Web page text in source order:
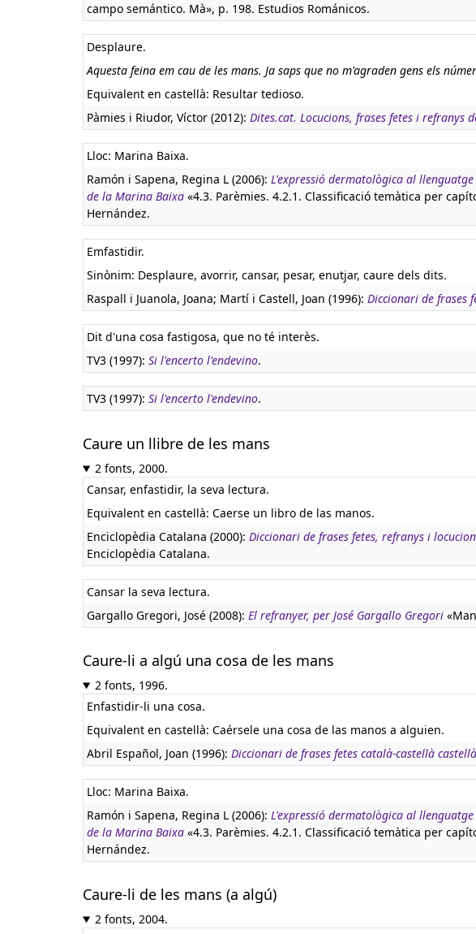
campo semántico. Mà», p. 198. Estudios Románicos.
Desplaure.
Aquesta feina em cau de les mans. Ja saps que no m'agraden gens els
Equivalent en castellà: Resultar tedioso.
Pàmies i Riudor, Víctor (2012): Dites.cat. Locucions, frases fetes i refranys
Lloc: Marina Baixa.
Ramón i Sapena, Regina L (2006): L'expressió dermatològica al
de la Marina Baixa «4.3. Parèmies. 4.2.1. Classificació temàtica per
Hernández.
Emfastidir.
Sinònim: Desplaure, avorrir, cansar, pesar, enutjar, caure dels dits.
Raspall i Juanola, Joana; Martí i Castell, Joan (1996): Diccionari de frases
Dit d'una cosa fastigosa, que no té interès.
TV3 (1997): Si l'encerto l'endevino.
TV3 (1997): Si l'encerto l'endevino.
Caure un llibre de les mans
2 fonts, 2000.
Cansar, enfastidir, la seva lectura.
Equivalent en castellà: Caerse un libro de las manos.
Enciclopèdia Catalana (2000): Diccionari de frases fetes, refranys i
Enciclopèdia Catalana.
Cansar la seva lectura.
Gargallo Gregori, José (2008): El refranyer, per José Gargallo Gregori
Caure-li a algú una cosa de les mans
2 fonts, 1996.
Enfastidir-li una cosa.
Equivalent en castellà: Caérsele una cosa de las manos a alguien.
Abril Español, Joan (1996): Diccionari de frases fetes català-castellà
Lloc: Marina Baixa.
Ramón i Sapena, Regina L (2006): L'expressió dermatològica al
de la Marina Baixa «4.3. Parèmies. 4.2.1. Classificació temàtica per
Hernández.
Caure-li de les mans (a algú)
2 fonts, 2004.